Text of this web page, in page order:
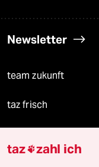
Newsletter
team zukunft
taz frisch
taz zahl ich